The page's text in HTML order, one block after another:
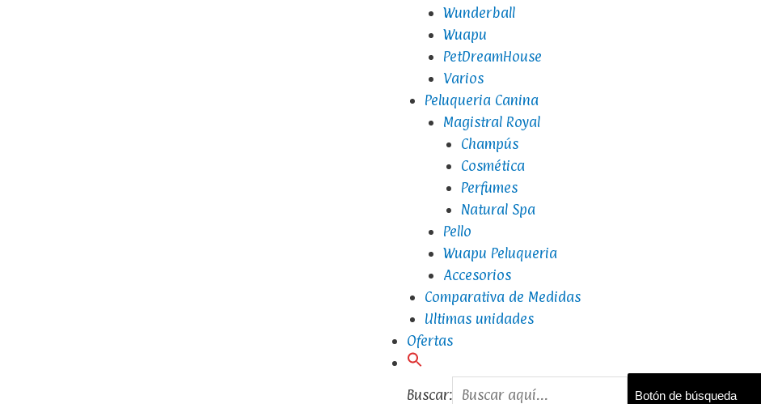
Wunderball
Wuapu
PetDreamHouse
Varios
Peluqueria Canina
Magistral Royal
Champús
Cosmética
Perfumes
Natural Spa
Pello
Wuapu Peluqueria
Accesorios
Comparativa de Medidas
Ultimas unidades
Ofertas
Buscar: Botón de búsqueda